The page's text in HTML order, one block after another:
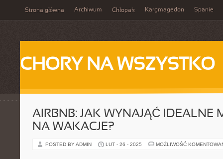
Strona główna Archiwum Chłopak Kargmagedon Spanie
CHORY NA WSZYSTKO
AIRBNB: JAK WYNAJĄĆ IDEALNE
NA WAKACJE?
POSTED BY ADMIN LUT - 26 - 2025 MOŻLIWOŚĆ